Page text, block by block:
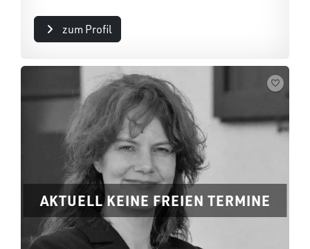
zum Profil
AKTUELL KEINE FREIEN TERMINE